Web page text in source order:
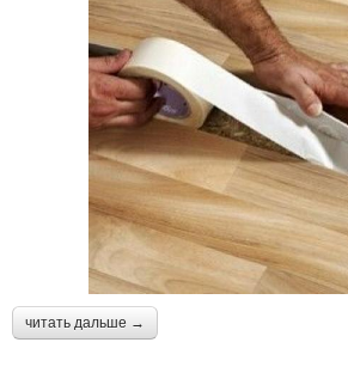
читать дальше →